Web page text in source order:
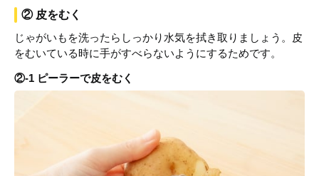
② 皮をむく
じゃがいもを洗ったらしっかり水気を拭き取りましょう。皮
をむいている時に手がすべらないようにするためです。
②-1 ピーラーで皮をむく